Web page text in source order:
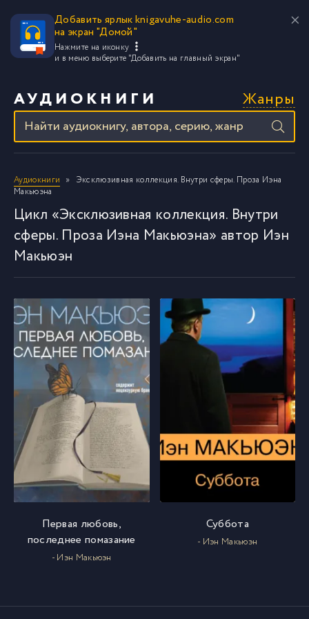
Добавить ярлык knigavuhe-audio.com
на экран "Домой"
Нажмите на иконку
и в меню выберите "Добавить на главный экран"
АУДИОКНИГИ Жанры
Аудиокниги
Эксклюзивная коллекция. Внутри сферы. Проза Иэна
Макьюэна
Цикл «Эксклюзивная коллекция. Внутри
сферы. Проза Иэна Макьюэна» автор Иэн
Макьюэн
Первая любовь,
последнее помазание
- Иэн Макьюэн
Суббота
- Иэн Макьюэн